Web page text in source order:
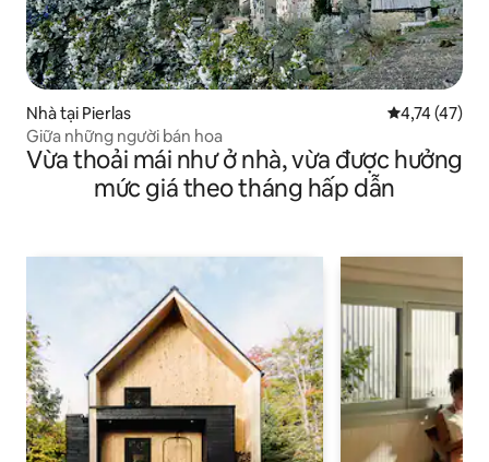
Nhà tại Pierlas Xếp hạng
4,74 (47)
Giữa những người bán hoa
Vừa thoải mái như ở nhà, vừa được hưởng
mức giá theo tháng hấp dẫn